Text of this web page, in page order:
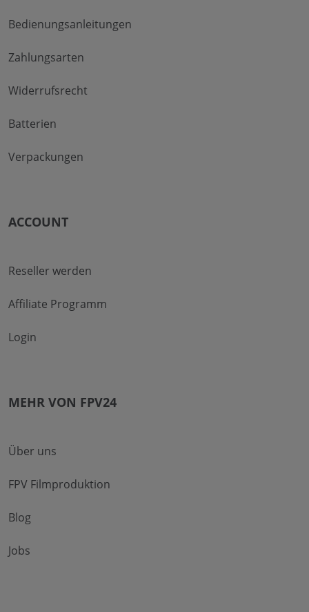
Bedienungsanleitungen
Zahlungsarten
Widerrufsrecht
Batterien
Verpackungen
ACCOUNT
Reseller werden
Affiliate Programm
Login
MEHR VON FPV24
Über uns
FPV Filmproduktion
Blog
Jobs